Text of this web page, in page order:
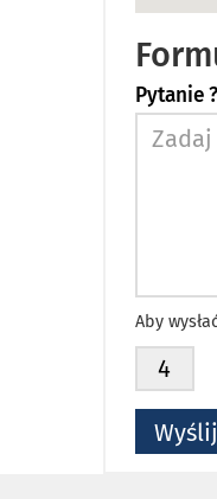
Pytanie ?
Aby